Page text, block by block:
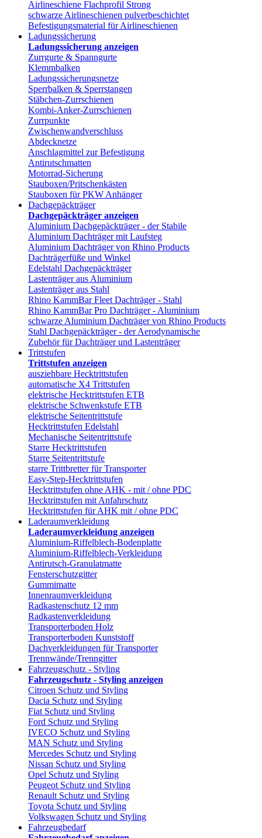
Airlineschiene Flachprofil Strong
schwarze Airlineschienen pulverbeschichtet
Befestigungsmaterial für Airlineschienen
Ladungssicherung
Ladungssicherung anzeigen
Zurrgurte & Spanngurte
Klemmbalken
Ladungssicherungsnetze
Sperrbalken & Sperrstangen
Stäbchen-Zurrschienen
Kombi-Anker-Zurrschienen
Zurrpunkte
Zwischenwandverschluss
Abdecknetze
Anschlagmittel zur Befestigung
Antirutschmatten
Motorrad-Sicherung
Stauboxen/Pritschenkästen
Stauboxen für PKW Anhänger
Dachgepäckträger
Dachgepäckträger anzeigen
Aluminium Dachgepäckträger - der Stabile
Aluminium Dachträger mit Laufsteg
Aluminium Dachträger von Rhino Products
Dachträgerfüße und Winkel
Edelstahl Dachgepäckträger
Lastenträger aus Aluminium
Lastenträger aus Stahl
Rhino KammBar Fleet Dachträger - Stahl
Rhino KammBar Pro Dachträger - Aluminium
schwarze Aluminium Dachträger von Rhino Products
Stahl Dachgepäckträger - der Aerodynamische
Zubehör für Dachträger und Lastenträger
Trittstufen
Trittstufen anzeigen
ausziehbare Hecktrittstufen
automatische X4 Trittstufen
elektrische Hecktrittstufen ETB
elektrische Schwenkstufe ETB
elektrische Seitentrittstufe
Hecktrittstufen Edelstahl
Mechanische Seitentrittstufe
Starre Hecktrittstufen
Starre Seitentrittstufe
starre Trittbretter für Transporter
Easy-Step-Hecktrittstufen
Hecktrittstufen ohne AHK - mit / ohne PDC
Hecktrittstufen mit Anfahrschutz
Hecktrittstufen für AHK mit / ohne PDC
Laderaumverkleidung
Laderaumverkleidung anzeigen
Aluminium-Riffelblech-Bodenplatte
Aluminium-Riffelblech-Verkleidung
Antirutsch-Granulatmatte
Fensterschutzgitter
Gummimatte
Innenraumverkleidung
Radkastenschutz 12 mm
Radkastenverkleidung
Transporterboden Holz
Transporterboden Kunststoff
Dachverkleidungen für Transporter
Trennwände/Trenngitter
Fahrzeugschutz - Styling
Fahrzeugschutz - Styling anzeigen
Citroen Schutz und Styling
Dacia Schutz und Styling
Fiat Schutz und Styling
Ford Schutz und Styling
IVECO Schutz und Styling
MAN Schutz und Styling
Mercedes Schutz und Styling
Nissan Schutz und Styling
Opel Schutz und Styling
Peugeot Schutz und Styling
Renault Schutz und Styling
Toyota Schutz und Styling
Volkswagen Schutz und Styling
Fahrzeugbedarf